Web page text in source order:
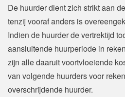
De huurder dient zich strikt aan
tenzij vooraf anders is
Indien de huurder de vertrektijd
aansluitende huurperiode in
zijn alle daaruit voortvloeiende
van volgende huurders voor
overschrijdende huurder.